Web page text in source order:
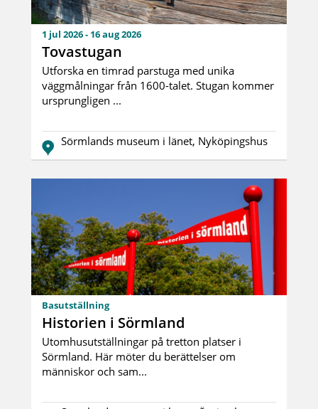
1 jul 2026 - 16 aug 2026
Tovastugan
Utforska en timrad parstuga med unika
väggmålningar från 1600-talet. Stugan kommer
ursprungligen ...
Sörmlands museum i länet, Nyköpingshus
Basutställning
Historien i Sörmland
Utomhusutställningar på tretton platser i
Sörmland. Här möter du berättelser om
människor och sam...